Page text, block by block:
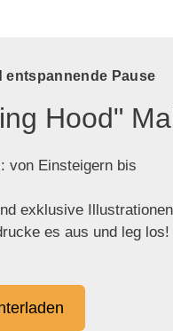
entspannende Pause
Hood"
von Einsteigern bis
exklusive Illustrationen
es aus und leg los!